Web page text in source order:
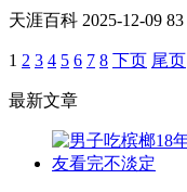
天涯百科 2025-12-09 83
1 2 3 4 5 6 7 8 下页 尾页
最新文章